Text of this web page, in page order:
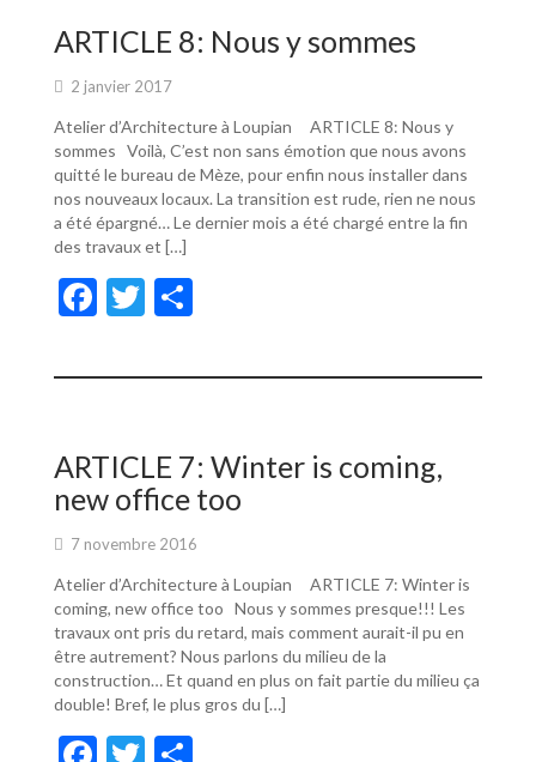
o
o
k
er
ARTICLE 8: Nous y sommes
2 janvier 2017
Atelier d’Architecture à Loupian ARTICLE 8: Nous y
sommes Voilà, C’est non sans émotion que nous avons
quitté le bureau de Mèze, pour enfin nous installer dans
nos nouveaux locaux. La transition est rude, rien ne nous
a été épargné… Le dernier mois a été chargé entre la fin
des travaux et […]
F
e
o
o
k
T
itt ta
er
ARTICLE 7: Winter is coming,
new office too
7 novembre 2016
Atelier d’Architecture à Loupian ARTICLE 7: Winter is
coming, new office too Nous y sommes presque!!! Les
travaux ont pris du retard, mais comment aurait-il pu en
être autrement? Nous parlons du milieu de la
construction… Et quand en plus on fait partie du milieu ça
double! Bref, le plus gros du […]